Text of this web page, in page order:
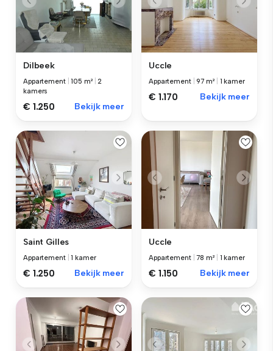
Dilbeek
Appartement |105 m² |2
kamers
€ 1.250 Bekijk meer
Uccle
Appartement |97 m² 1 kamer
€ 1.170 Bekijk meer
Saint Gilles
Appartement |1 kamer
€ 1.250 Bekijk meer
Uccle
Appartement |78 m² 1 kamer
€ 1.150 Bekijk meer